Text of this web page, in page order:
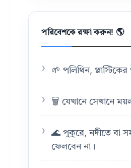
পরিবেশকে রক্ষা করুন! 🌎
🌱 পলিথিন,
🗑️ যেখানে সেখানে
🌊 পুকুরে, নদীতে বা
ফেলবেন না।